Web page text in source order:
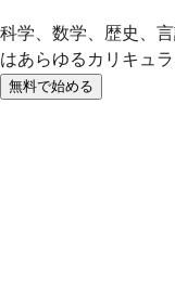
科学、数学、歴史、
はあらゆるカリキュラ
無料で始める